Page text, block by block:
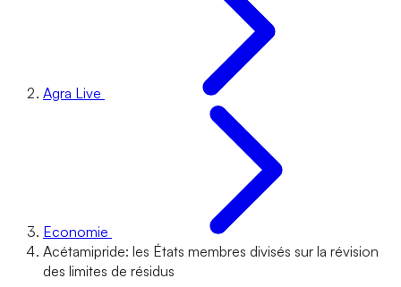
Agra Live
Economie
Acétamipride: les États membres divisés sur la révision
des limites de résidus